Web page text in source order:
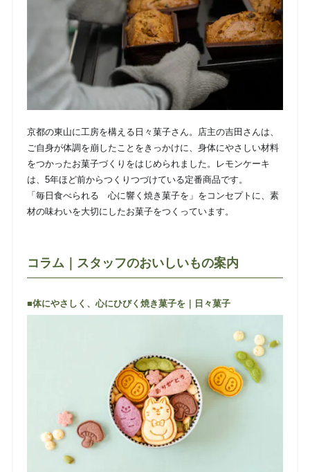
京都の東山に工房を構える日々菓子さん。店主の吉田さんは、
ご自身が体調を崩したことをきっかけに、身体にやさしい材料
をつかったお菓子づくりをはじめられました。レモンケーキ
は、5年ほど前からつくりつづけている定番商品です。
「毎日食べられる 心に響く焼き菓子を」をコンセプトに、素
材の味わいを大切にしたお菓子をつくっています。
コラム｜スタッフのおいしいもの案内
■体にやさしく、心にひびく焼き菓子を｜日々菓子